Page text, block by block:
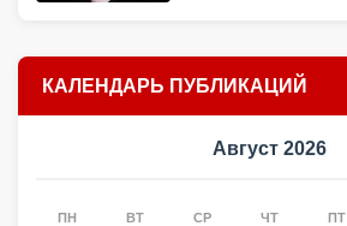
КАЛЕНДАРЬ ПУБЛИКАЦИЙ
Август 2026
ПН ВТ СР ЧТ ПТ